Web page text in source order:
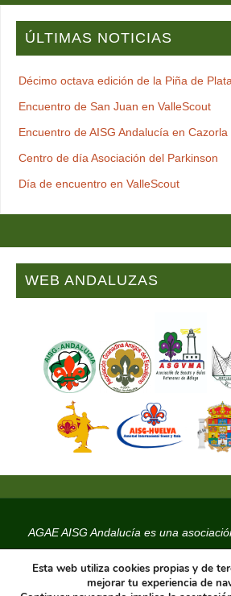
ÚLTIMAS NOTICIAS
Décimo octava edición de la Piña de Plata
Encuentro de San Juan en ValleScout
Encuentro de AISG Andalucía en Cazorla
Centro de día Asociación del Parkinson
Día de encuentro en ValleScout
WEB ANDALUZAS
AGAE AISG Andalucía es una
Pertenece aAISG Andalucía 2007 y
Esta web utiliza cookies propias y de
mejorar tu experiencia de